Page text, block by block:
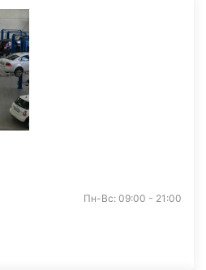
Пн-Вс: 09:00 - 21:00